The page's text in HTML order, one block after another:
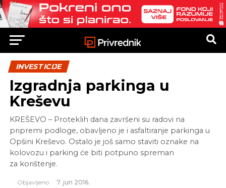
INVESTICIJE
Izgradnja parkinga u
Kreševu
KREŠEVO – Proteklih dana završeni su radovi na
pripremi podloge, obavljeno je i asfaltiranje parkinga u
Opšini Kreševo. Ostalo je još samo staviti oznake na
kolovozu i parking će biti potpuno spreman
za korištenje.
Objavljeno 7. jun 2016.